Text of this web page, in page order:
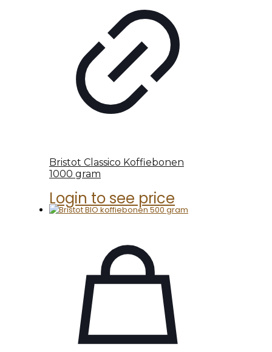
Bristot Classico Koffiebonen
1000 gram
Login to see price